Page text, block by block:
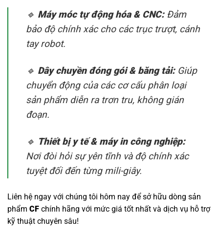
🔹 Máy móc tự động hóa & CNC:Đảm
bảo độ chính xác cho các trục trượt, cánh
tay robot.
🔹 Dây chuyền đóng gói & băng tải:Giúp
chuyển động của các cơ cấu phân loại
sản phẩm diễn ra trơn tru, không gián
đoạn.
🔹 Thiết bị y tế & máy in công nghiệp:
Nơi đòi hỏi sự yên tĩnh và độ chính xác
tuyệt đối đến từng mili-giây.
Liên hệ ngay với chúng tôi hôm nay để sở hữu dòng sản
phẩm CF chính hãng với mức giá tốt nhất và dịch vụ hỗ trợ
kỹ thuật chuyên sâu!